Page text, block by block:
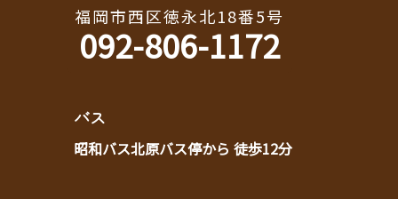
福岡市西区徳永北18番5号
092-806-1172
バス
昭和バス北原バス停から 徒歩12分